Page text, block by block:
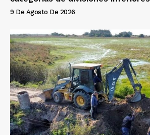
9 De Agosto De 2026